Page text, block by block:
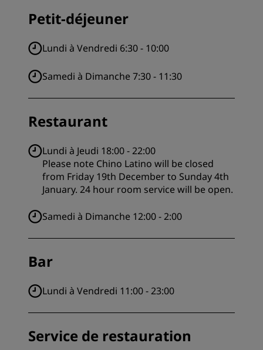
Petit-déjeuner
Lundi à Vendredi 6:30 - 10:00
Samedi à Dimanche 7:30 - 11:30
Restaurant
Lundi à Jeudi 18:00 - 22:00
Please note Chino Latino will be closed
from Friday 19th December to Sunday 4th
January. 24 hour room service will be open.
Samedi à Dimanche 12:00 - 2:00
Bar
Lundi à Vendredi 11:00 - 23:00
Service de restauration